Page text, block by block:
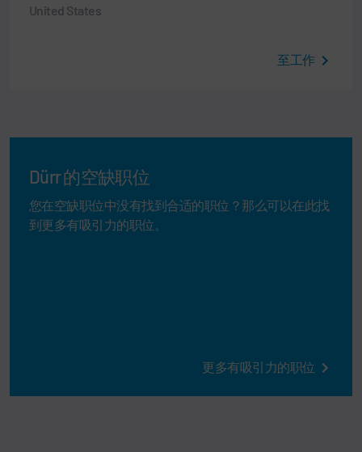
United States
至工作
Dürr 的空缺职位
您在空缺职位中没有找到合适的职位？那么可以在此找
到更多有吸引力的职位。
更多有吸引力的职位